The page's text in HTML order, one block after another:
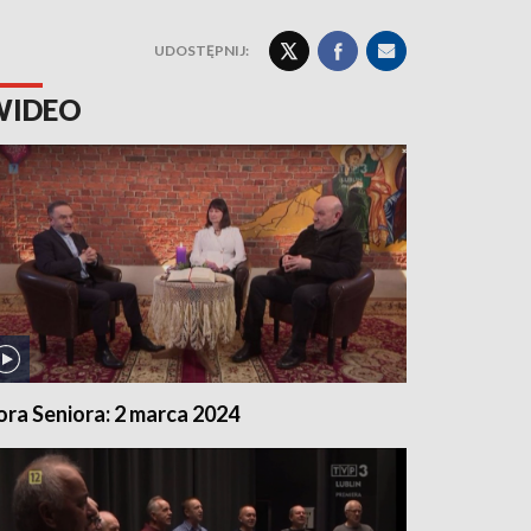
UDOSTĘPNIJ:
Seniora: 2 marca 2024